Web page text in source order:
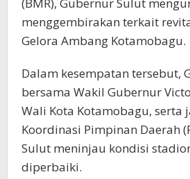
menggembirakan terkait
Gelora Ambang Kotamobagu.
Dalam kesempatan tersebut,
bersama Wakil Gubernur
Wali Kota Kotamobagu, serta
Koordinasi Pimpinan Daerah
Sulut meninjau kondisi
diperbaiki.